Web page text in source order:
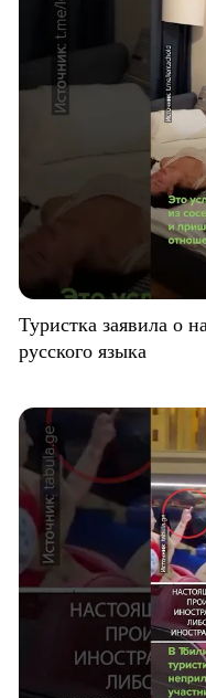
Туристка заявила о
русского языка